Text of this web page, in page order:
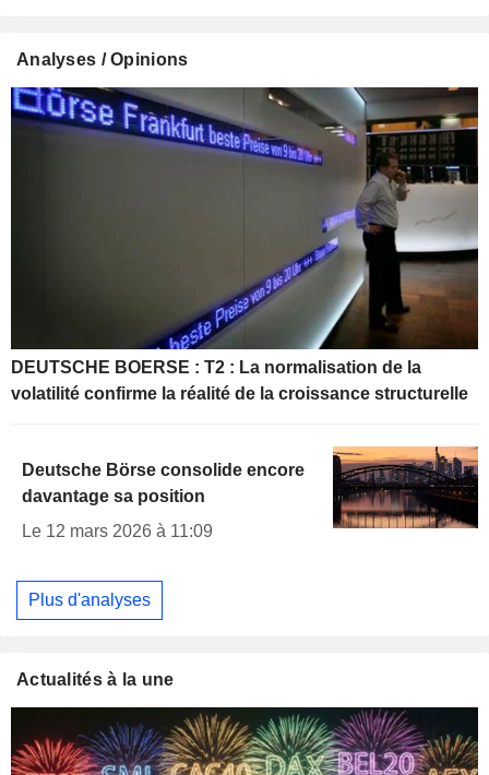
Analyses / Opinions
DEUTSCHE BOERSE : T2 : La normalisation de la
volatilité confirme la réalité de la croissance structurelle
Deutsche Börse consolide encore
davantage sa position
Le 12 mars 2026 à 11:09
Plus d'analyses
Actualités à la une